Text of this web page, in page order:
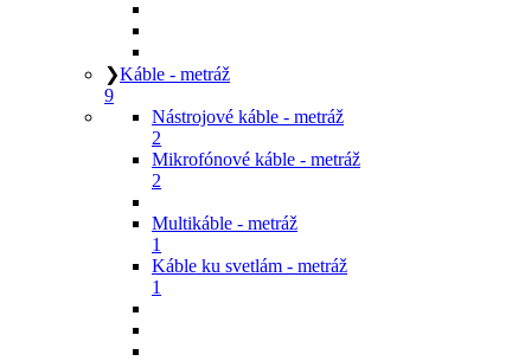
❯Káble - metráž
9
Nástrojové káble - metráž
2
Mikrofónové káble - metráž
2
Multikáble - metráž
1
Káble ku svetlám - metráž
1